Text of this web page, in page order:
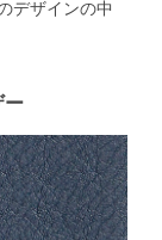
デザインの中
ー